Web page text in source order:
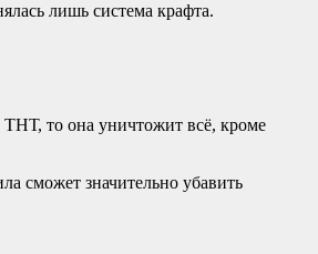
лишь система крафта.
ТНТ, то она уничтожит всё, кроме
сможет значительно убавить